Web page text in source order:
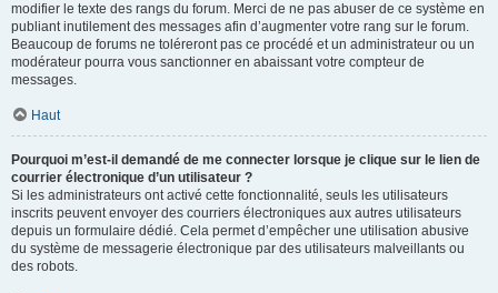
modifier le texte des rangs du forum. Merci de ne pas abuser de ce système en
publiant inutilement des messages afin d’augmenter votre rang sur le forum.
Beaucoup de forums ne toléreront pas ce procédé et un administrateur ou un
modérateur pourra vous sanctionner en abaissant votre compteur de
messages.
Haut
Pourquoi m’est-il demandé de me connecter lorsque je clique sur le lien de
courrier électronique d’un utilisateur ?
Si les administrateurs ont activé cette fonctionnalité, seuls les utilisateurs
inscrits peuvent envoyer des courriers électroniques aux autres utilisateurs
depuis un formulaire dédié. Cela permet d’empêcher une utilisation abusive
du système de messagerie électronique par des utilisateurs malveillants ou
des robots.